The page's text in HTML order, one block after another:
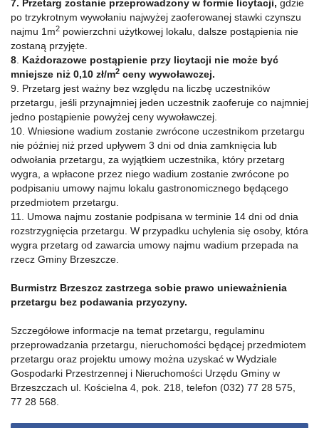
7. Przetarg zostanie przeprowadzony w formie licytacji, gdzie
po trzykrotnym wywołaniu najwyżej zaoferowanej stawki czynszu
najmu 1m2 powierzchni użytkowej lokalu, dalsze postąpienia nie
zostaną przyjęte.
8 Każdorazowe postąpienie przy licytacji nie może być
mniejsze niż 0,10 zł/m2 ceny wywoławczej.
9. Przetarg jest ważny bez względu na liczbę uczestników
przetargu, jeśli przynajmniej jeden uczestnik zaoferuje co najmniej
jedno postąpienie powyżej ceny wywoławczej.
10. Wniesione wadium zostanie zwrócone uczestnikom przetargu
nie później niż przed upływem 3 dni od dnia zamknięcia lub
odwołania przetargu, za wyjątkiem uczestnika, który przetarg
wygra, a wpłacone przez niego wadium zostanie zwrócone po
podpisaniu umowy najmu lokalu gastronomicznego będącego
przedmiotem przetargu.
11. Umowa najmu zostanie podpisana w terminie 14 dni od dnia
rozstrzygnięcia przetargu. W przypadku uchylenia się osoby, która
wygra przetarg od zawarcia umowy najmu wadium przepada na
rzecz Gminy Brzeszcze.
Burmistrz Brzeszcz zastrzega sobie prawo unieważnienia
przetargu bez podawania przyczyny.
Szczegółowe informacje na temat przetargu, regulaminu
przeprowadzania przetargu, nieruchomości będącej przedmiotem
przetargu oraz projektu umowy można uzyskać w Wydziale
Gospodarki Przestrzennej i Nieruchomości Urzędu Gminy w
Brzeszczach ul. Kościelna 4, pok. 218, telefon (032) 77 28 575,
77 28 568.